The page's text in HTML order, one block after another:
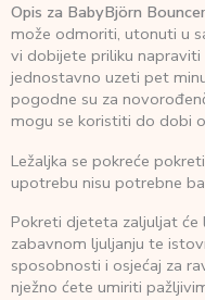
Opis za BabyBjörn
može odmoriti, utonuti u
vi dobijete priliku napraviti
jednostavno uzeti pet
pogodne su za
mogu se koristiti do dobi
Ležaljka se pokreće
upotrebu nisu potrebne
Pokreti djeteta zaljuljat će
zabavnom ljuljanju te
sposobnosti i osjećaj za
nježno ćete umiriti